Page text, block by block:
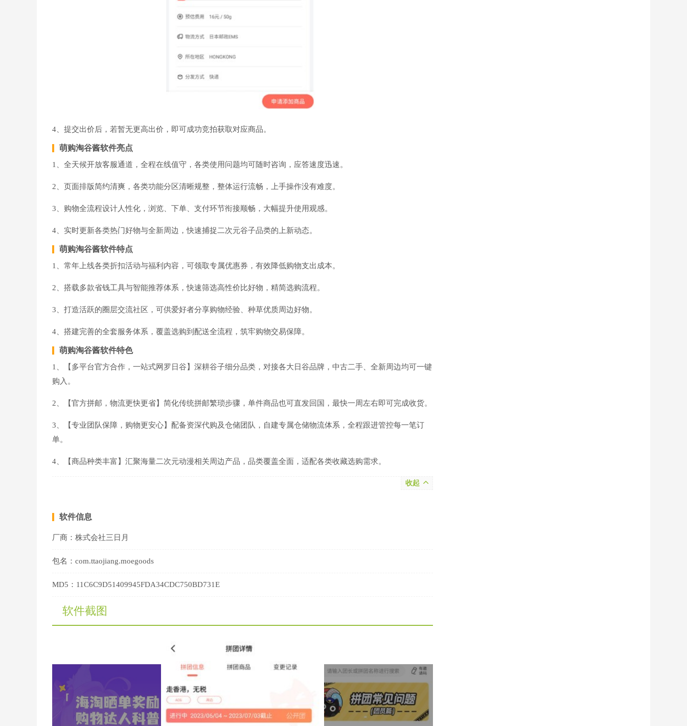
4、提交出价后，若暂无更高出价，即可成功竞拍获取对应商品。
萌购淘谷酱软件亮点
1、全天候开放客服通道，全程在线值守，各类使用问题均可随时咨询，应答速度迅速。
2、页面排版简约清爽，各类功能分区清晰规整，整体运行流畅，上手操作没有难度。
3、购物全流程设计人性化，浏览、下单、支付环节衔接顺畅，大幅提升使用观感。
4、实时更新各类热门好物与全新周边，快速捕捉二次元谷子品类的上新动态。
萌购淘谷酱软件特点
1、常年上线各类折扣活动与福利内容，可领取专属优惠券，有效降低购物支出成本。
2、搭载多款省钱工具与智能推荐体系，快速筛选高性价比好物，精简选购流程。
3、打造活跃的圈层交流社区，可供爱好者分享购物经验、种草优质周边好物。
4、搭建完善的全套服务体系，覆盖选购到配送全流程，筑牢购物交易保障。
萌购淘谷酱软件特色
1、【多平台官方合作，一站式网罗日谷】深耕谷子细分品类，对接各大日谷品牌，中古二手、全新周边均可一键
购入。
2、【官方拼邮，物流更快更省】简化传统拼邮繁琐步骤，单件商品也可直发回国，最快一周左右即可完成收货。
3、【专业团队保障，购物更安心】配备资深代购及仓储团队，自建专属仓储物流体系，全程跟进管控每一笔订
单。
4、【商品种类丰富】汇聚海量二次元动漫相关周边产品，品类覆盖全面，适配各类收藏选购需求。
收起
软件信息
厂商： 株式会社三日月
包名： com.ttaojiang.moegoods
MD5： 11C6C9D51409945FDA34CDC750BD731E
软件截图